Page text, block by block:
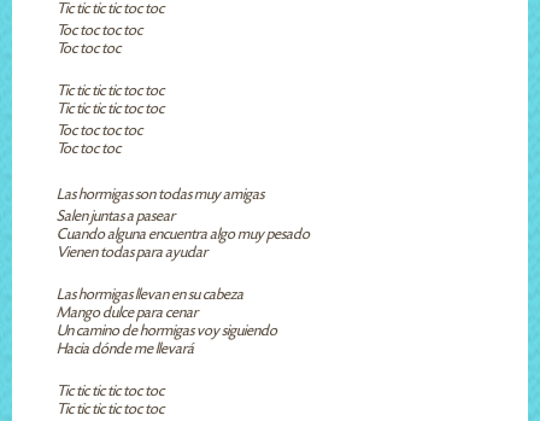
Tic tic tic tic toc toc
Toc toc toc toc
Toc toc toc
Tic tic tic tic toc toc
Tic tic tic tic toc toc
Toc toc toc toc
Toc toc toc
Las hormigas son todas muy amigas
Salen juntas a pasear
Cuando alguna encuentra algo muy pesado
Vienen todas para ayudar
Las hormigas llevan en su cabeza
Mango dulce para cenar
Un camino de hormigas voy siguiendo
Hacia dónde me llevará
Tic tic tic tic toc toc
Tic tic tic tic toc toc